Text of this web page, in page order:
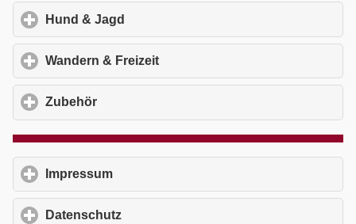
Hund & Jagd
Wandern & Freizeit
Zubehör
Impressum
Datenschutz